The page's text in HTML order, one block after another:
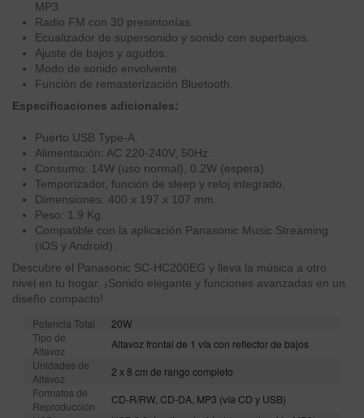
MP3.
Radio FM con 30 presintonías.
Ecualizador de supersonido y sonido con superbajos.
Ajuste de bajos y agudos.
Modo de sonido envolvente.
Función de remasterización Bluetooth.
Especificaciones adicionales:
Puerto USB Type-A.
Alimentación: AC 220-240V, 50Hz.
Consumo: 14W (uso normal), 0.2W (espera).
Temporizador, función de sleep y reloj integrado.
Dimensiones: 400 x 197 x 107 mm.
Peso: 1.9 Kg.
Compatible con la aplicación Panasonic Music Streaming
(iOS y Android).
Descubre el Panasonic SC-HC200EG y lleva la música a otro
nivel en tu hogar. ¡Sonido elegante y funciones avanzadas en un
diseño compacto!
Potencia Total
20W
Tipo de
Altavoz
Altavoz frontal de 1 vía con reflector de bajos
Unidades de
Altavoz
2 x 8 cm de rango completo
Formatos de
Reproducción
CD-R/RW, CD-DA, MP3 (vía CD y USB)